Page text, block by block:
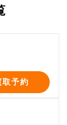
取予約